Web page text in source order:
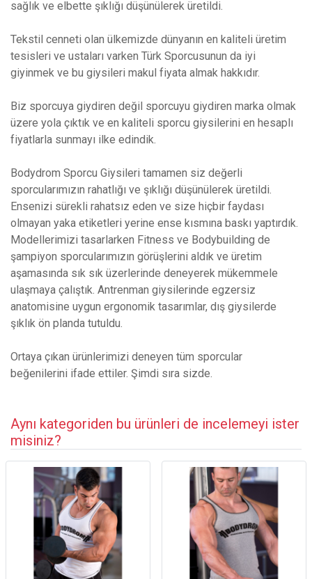
sağlık ve elbette şıklığı düşünülerek üretildi.
Tekstil cenneti olan ülkemizde dünyanın en kaliteli üretim
tesisleri ve ustaları varken Türk Sporcusunun da iyi
giyinmek ve bu giysileri makul fiyata almak hakkıdır.
Biz sporcuya giydiren değil sporcuyu giydiren marka olmak
üzere yola çıktık ve en kaliteli sporcu giysilerini en hesaplı
fiyatlarla sunmayı ilke edindik.
Bodydrom Sporcu Giysileri tamamen siz değerli
sporcularımızın rahatlığı ve şıklığı düşünülerek üretildi.
Ensenizi sürekli rahatsız eden ve size hiçbir faydası
olmayan yaka etiketleri yerine ense kısmına baskı yaptırdık.
Modellerimizi tasarlarken Fitness ve Bodybuilding de
şampiyon sporcularımızın görüşlerini aldık ve üretim
aşamasında sık sık üzerlerinde deneyerek mükemmele
ulaşmaya çalıştık. Antrenman giysilerinde egzersiz
anatomisine uygun ergonomik tasarımlar, dış giysilerde
şıklık ön planda tutuldu.
Ortaya çıkan ürünlerimizi deneyen tüm sporcular
beğenilerini ifade ettiler. Şimdi sıra sizde.
Aynı kategoriden bu ürünleri de incelemeyi ister
misiniz?